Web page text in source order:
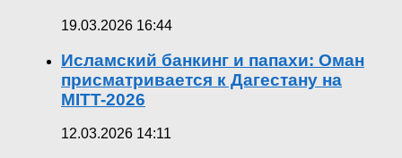
19.03.2026 16:44
Исламский банкинг и папахи: Оман
присматривается к Дагестану на
MITT-2026
12.03.2026 14:11